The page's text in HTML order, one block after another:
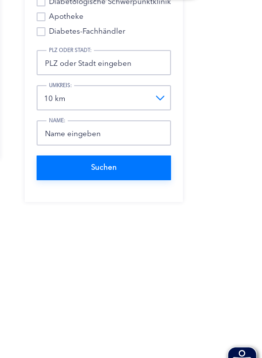
Apotheke
Diabetes-Fachhändler
PLZ ODER STADT:
UMKREIS:
NAME: